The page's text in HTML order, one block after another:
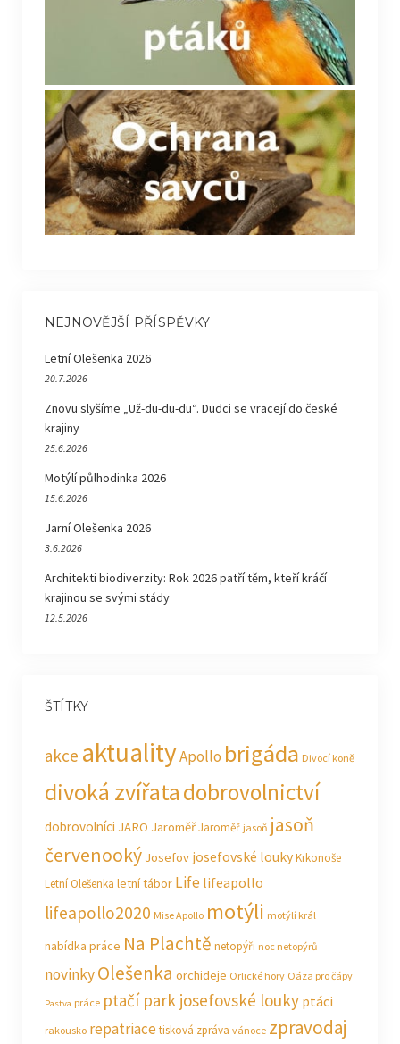
NEJNOVĚJŠÍ PŘÍSPĚVKY
Letní Olešenka 2026
20.7.2026
Znovu slyšíme „Už-du-du-du“. Dudci se vracejí do české
krajiny
25.6.2026
Motýlí půlhodinka 2026
15.6.2026
Jarní Olešenka 2026
3.6.2026
Architekti biodiverzity: Rok 2026 patří těm, kteří kráčí
krajinou se svými stády
12.5.2026
ŠTÍTKY
akce aktualityApollo brigáda Divocí koně
divoká zvířatadobrovolnictví
dobrovolníci JARO JaroměřJaroměř jasoň jasoň
červenooký Josefov josefovské loukyKrkonoše
Letní Olešenka letní tábor Life lifeapollo
lifeapollo2020 Mise Apollo motýli motýlí král
nabídka práce Na Plachtě netopýři noc netopýrů
novinkyOlešenka orchideje Orlické hory Oáza pro čápy
Pastva práce ptačí park josefovské louky ptáci
rakousko repatriacetisková zpráva vánoce zpravodaj